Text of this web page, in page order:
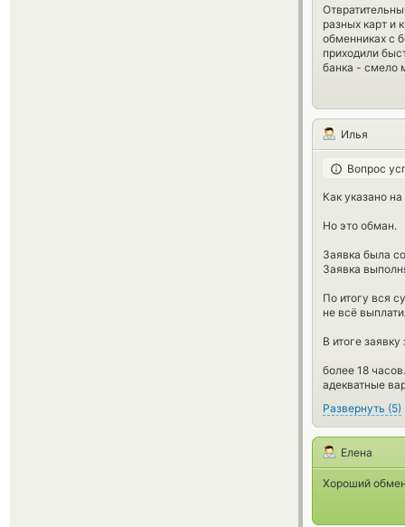
разных карт и
обменниках с
приходили
банка - смело
Илья
Вопрос
Как указано
Но это обман.
Заявка была
Заявка
По итогу вся
не всё
В итоге
более 18
адекватные
Развернуть (5)
Елена
Хороший